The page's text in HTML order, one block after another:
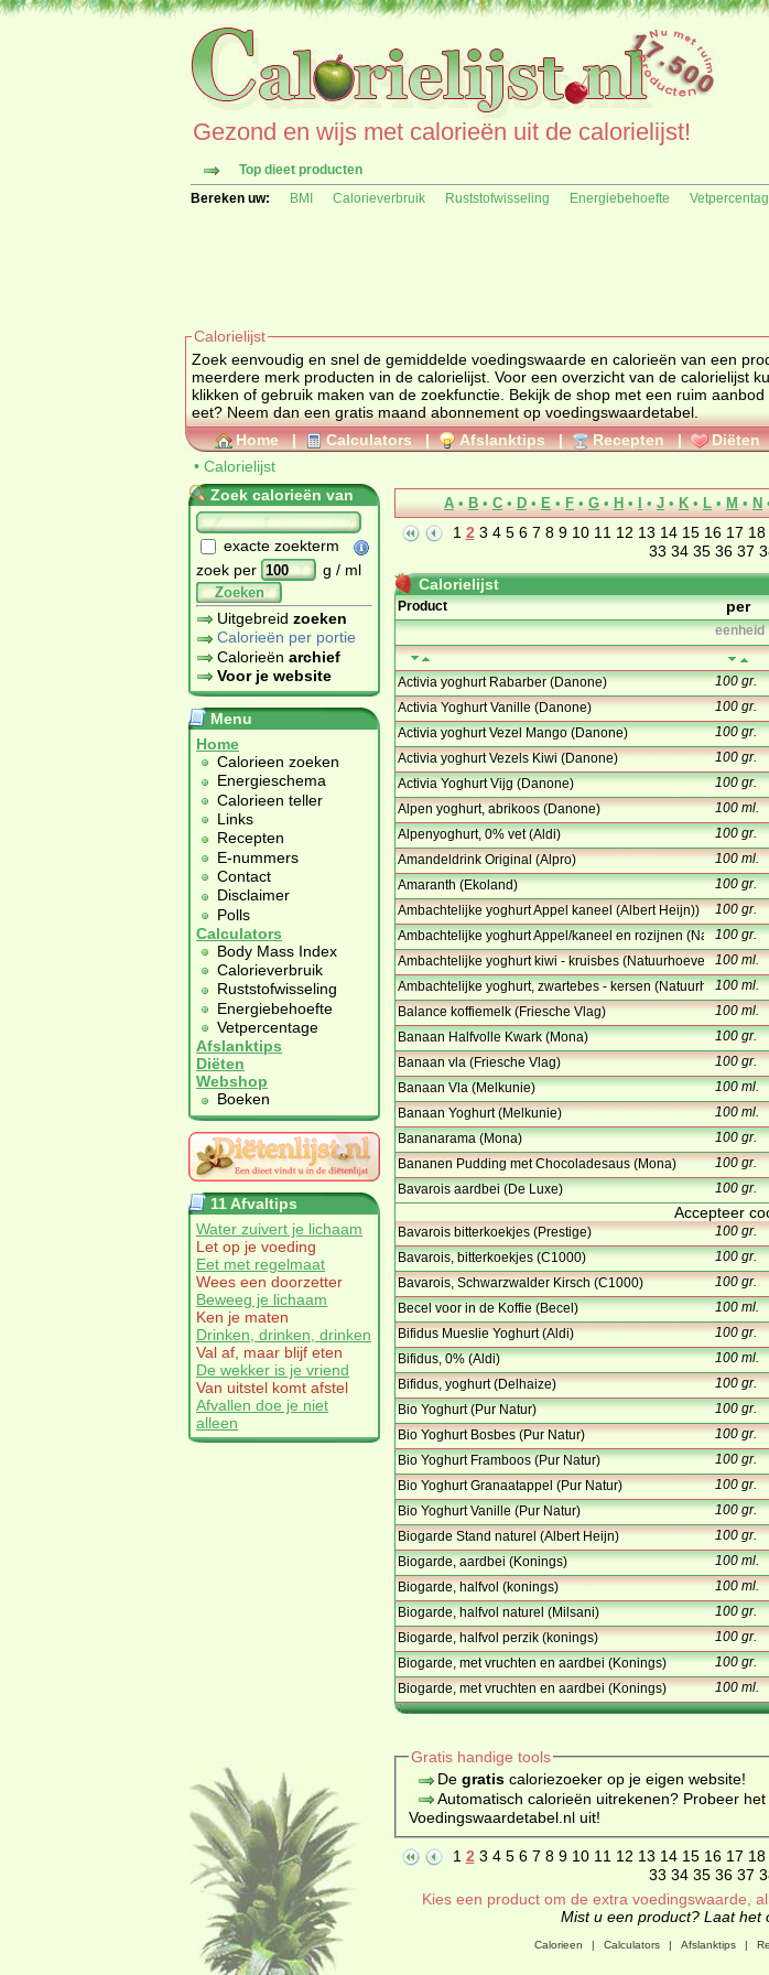
Gezond en wijs met calorieën uit de calorielijst!
Top dieet producten
Bereken uw:
BMI Calorieverbruik Ruststofwisseling Energiebehoefte
Calorielijst
Zoek eenvoudig en snel de gemiddelde voedingswaarde en calorieën van een
meerdere merk producten in de calorielijst. Voor een overzicht van de calorielijst
klikken of gebruik maken van de zoekfunctie. Bekijk de shop met een ruim aanbod
eet? Neem dan een gratis maand abonnement op voedingswaardetabel
Home | Calculators | Afslanktips | Recepten | Diëten
• Calorielijst
Zoek calorieën van
exacte zoekterm
zoek per
g / ml
Zoeken
Uitgebreid zoeken
Calorieën per portie
Calorieën archief
Voor je website
Menu
Home
Calorieen zoeken
Energieschema
Calorieen teller
Links
Recepten
E-nummers
Contact
Disclaimer
Polls
Calculators
Body Mass Index
Calorieverbruik
Ruststofwisseling
Energiebehoefte
Vetpercentage
Afslanktips
Diëten
Webshop
Boeken
11 Afvaltips
Water zuivert je lichaam
Let op je voeding
Eet met regelmaat
Wees een doorzetter
Beweeg je lichaam
Ken je maten
Drinken, drinken, drinken
Val af, maar blijf eten
De wekker is je vriend
Van uitstel komt afstel
Afvallen doe je niet
alleen
A • B • C • D • E • F • G • H • • J • K• L • M • N
1 2 3 4 5 6 7 8 9 10 11 12 13 14 15 16 17 18
33 34 35 36 37
Calorielijst
Product per
eenheid
Activia yoghurt Rabarber (Danone) 100 gr.
Activia Yoghurt Vanille (Danone)
100 gr.
Activia yoghurt Vezel Mango (Danone)
100 gr.
Activia yoghurt Vezels Kiwi (Danone)
100 gr.
Activia Yoghurt Vijg (Danone)
100 gr.
Alpen yoghurt, abrikoos (Danone)
100 ml.
Alpenyoghurt, 0% vet (Aldi)
100 gr.
Amandeldrink Original (Alpro)
100 ml.
Amaranth (Ekoland)
100 gr.
Ambachtelijke yoghurt Appel kaneel (Albert Heijn))
100 gr.
Ambachtelijke yoghurt Appel/kaneel en rozijnen
100 gr.
Ambachtelijke yoghurt kiwi - kruisbes (Natuurhoeve) 100 ml.
Ambachtelijke yoghurt, zwartebes - kersen (Natuurhoeve)
100 ml.
Balance koffiemelk (Friesche Vlag)
100 ml.
Banaan Halfvolle Kwark (Mona)
100 gr.
Banaan vla (Friesche Vlag)
100 gr.
Banaan Vla (Melkunie)
100 ml.
Banaan Yoghurt (Melkunie)
100 ml.
Bananarama (Mona)
100 gr.
Bananen Pudding met Chocoladesaus (Mona)
100 gr.
Bavarois aardbei (De Luxe)
100 gr.
Accepteer
Bavarois bitterkoekjes (Prestige) 100 gr.
Bavarois, bitterkoekjes (C1000)
100 gr.
Bavarois, Schwarzwalder Kirsch (C1000)
100 gr.
Becel voor in de Koffie (Becel)
100 ml.
Bifidus Mueslie Yoghurt (Aldi)
100 gr.
Bifidus, 0% (Aldi)
100 ml.
Bifidus, yoghurt (Delhaize)
100 gr.
Bio Yoghurt (Pur Natur)
100 gr.
Bio Yoghurt Bosbes (Pur Natur)
100 gr.
Bio Yoghurt Framboos (Pur Natur)
100 gr.
Bio Yoghurt Granaatappel (Pur Natur)
100 gr.
Bio Yoghurt Vanille (Pur Natur)
100 gr.
Biogarde Stand naturel (Albert Heijn)
100 gr.
Biogarde, aardbei (Konings)
100 ml.
Biogarde, halfvol (konings)
100 ml.
Biogarde, halfvol naturel (Milsani)
100 gr.
Biogarde, halfvol perzik (konings)
100 gr.
Biogarde, met vruchten en aardbei (Konings)
100 gr.
Biogarde, met vruchten en aardbei (Konings)
100 ml.
Gratis handige tools
De gratiscaloriezoeker op je eigen website!
Automatisch calorieën uitrekenen? Probeer het
Voedingswaardetabel.nl uit!
1 2 3 4 5 6 7 8 9 10 11 12 13 14 15 16 17 18
33 34 35 36 37
Kies een product om de extra voedingswaarde,
Mist u een product? Laat het
Calorieen | Calculators | Afslanktips |